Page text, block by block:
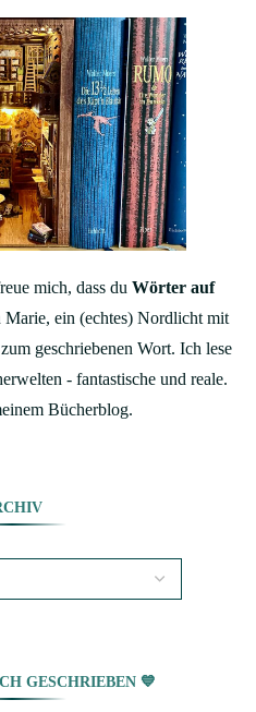
mich, dass du Wörter auf
Marie, ein (echtes) Nordlicht mit
geschriebenen Wort. Ich lese
- fantastische und reale.
Bücherblog.
GESCHRIEBEN 💙